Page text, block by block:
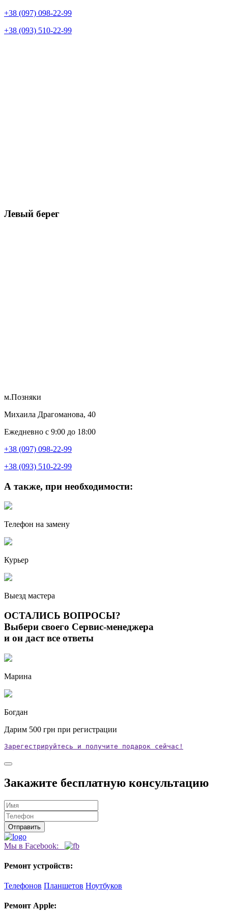
+38 (097) 098-22-99
+38 (093) 510-22-99
Левый берег
м.Позняки
Михаила Драгоманова, 40
Ежедневно с 9:00 до 18:00
+38 (097) 098-22-99
+38 (093) 510-22-99
А также, при необходимости:
Телефон на замену
Курьер
Выезд мастера
ОСТАЛИСЬ ВОПРОСЫ?
Выбери своего Сервис-менеджера
и он даст все ответы
Марина
Богдан
Дарим 500 грн при регистрации
Зарегестрируйтесь и получите подарок сейчас!
Закажите бесплатную консультацию
Мы в Facebook:
Ремонт устройств:
Телефонов Планшетов Ноутбуков
Ремонт Apple: